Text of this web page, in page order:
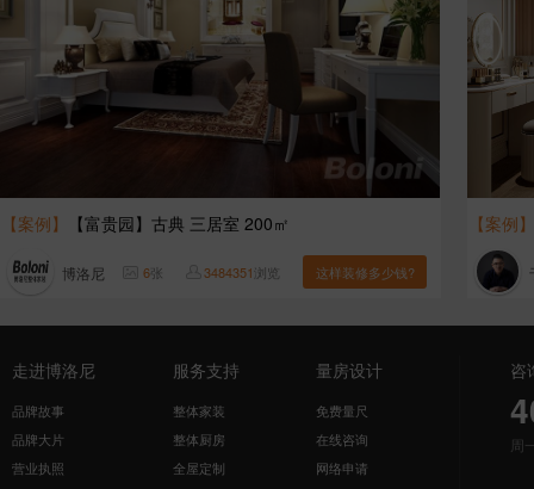
【案例】 【富贵园】古典 三居室 200㎡
博洛尼 6张 3484351浏览 这样装修多少钱?
【案例】
走进博洛尼
品牌故事
品牌大片
营业执照
服务支持
整体家装
整体厨房
全屋定制
量房设计
免费量尺
在线咨询
网络申请
咨
周